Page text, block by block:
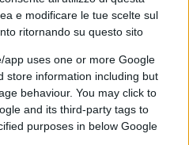
e modificare le tue scelte sul
ritornando su questo sito
app uses one or more Google
store information including but
behaviour. You may click to
and its third-party tags to
purposes in below Google
salotti buoni, non ha
non ha beneficiato di
dalla televisione.
la grancassa dei media
l’ideologia Lgbt
un ribaltamento della